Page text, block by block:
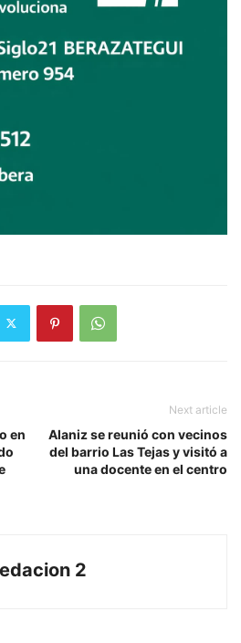
en
Next article
Alaniz se reunió con vecinos
del barrio Las Tejas y visitó a
una docente en el centro
2